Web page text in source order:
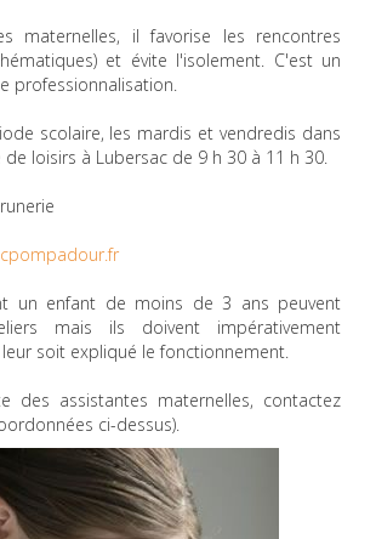
maternelles, il favorise les rencontres
et évite l'isolement. C'est un
professionnalisation.
scolaire, les mardis et vendredis dans
loisirs à Lubersac de 9 h 30 à 11 h 30.
un enfant de moins de 3 ans peuvent
mais ils doivent impérativement
soit expliqué le fonctionnement.
des assistantes maternelles, contactez
ci-dessus).